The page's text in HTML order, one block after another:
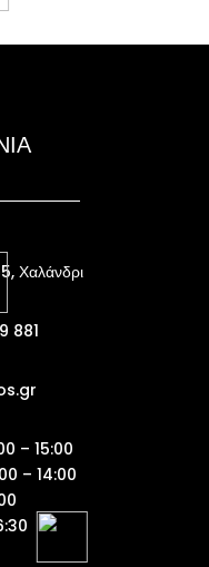
Χαλάνδρι
881
– 15:00
– 14:00